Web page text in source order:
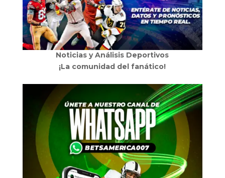
Noticias y Análisis Deportivos
¡La comunidad del fanático!